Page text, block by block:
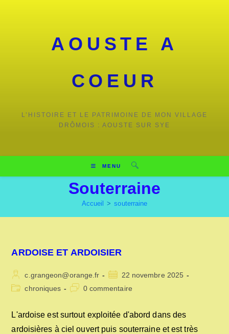
AOUSTE A
COEUR
L’HISTOIRE ET LE PATRIMOINE DE MON VILLAGE
DRÔMOIS : AOUSTE SUR SYE
MENU
Souterraine
Accueil > souterraine
ARDOISE ET ARDOISIER
Auteur/autrice
de
c.grangeon@orange.fr
Publication
publiée :
22 novembre 2025
Postchroniques
Commentaires
publication :
0 commentaire
L'ardoise est surtout exploitée d'abord dans des
ardoisières à ciel ouvert puis souterraine et est très